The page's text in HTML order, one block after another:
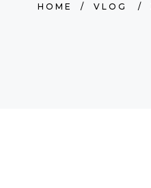
HOME / VLOG /